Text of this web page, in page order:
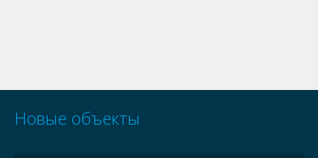
Новые объекты